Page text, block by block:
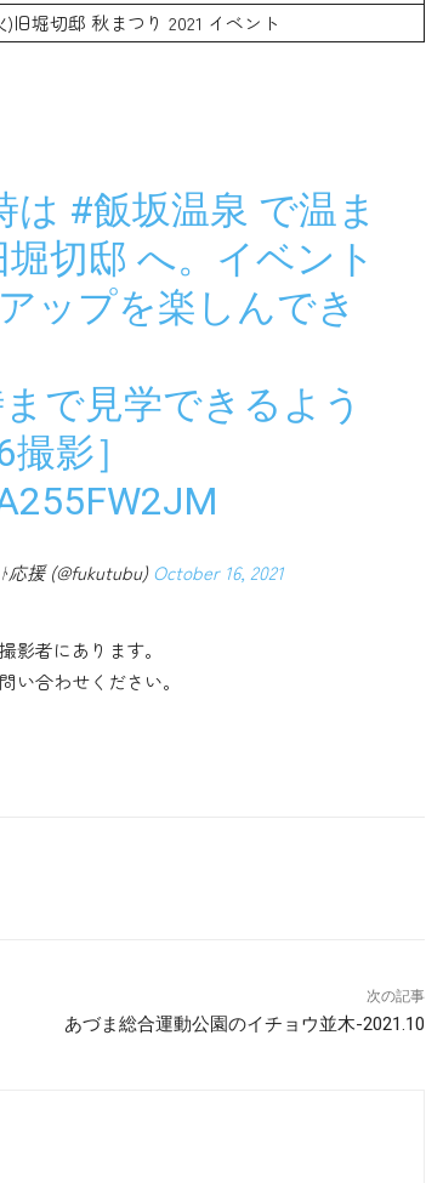
)旧堀切邸 秋まつり 2021 イベント
は #飯坂温泉 で温ま
堀切邸 へ。イベント
ップを楽しんでき
で見学できるよう
影］
援 (@fukutubu)October 16, 2021
影者にあります。
い合わせください。
次の記事
あづま総合運動公園のイチョウ並木-2021.10